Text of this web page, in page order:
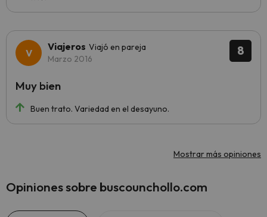
8
Viajeros Viajó en pareja
Marzo 2016
Buen trato. Variedad en el desayuno.
Muy bien
Mostrar más opiniones
Opiniones sobre buscounchollo.com